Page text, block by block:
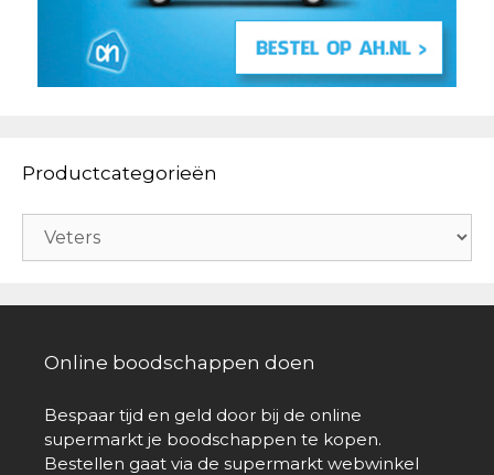
Productcategorieën
Online boodschappen doen
Bespaar tijd en geld door bij de online
supermarkt je boodschappen te kopen.
Bestellen gaat via de supermarkt webwinkel